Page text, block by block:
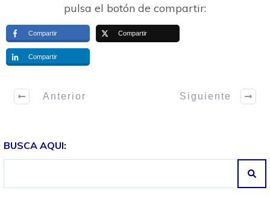
pulsa el botón de compartir:
Compartir Compartir
Compartir
Anterior Siguiente
BUSCA AQUI: